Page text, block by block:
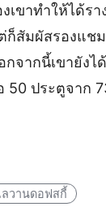
ขาทำให้ได้ร
สัมผัสรองแช
จากนี้เขายัง
50 ประตูจาก
ลวานดอฟสกี้